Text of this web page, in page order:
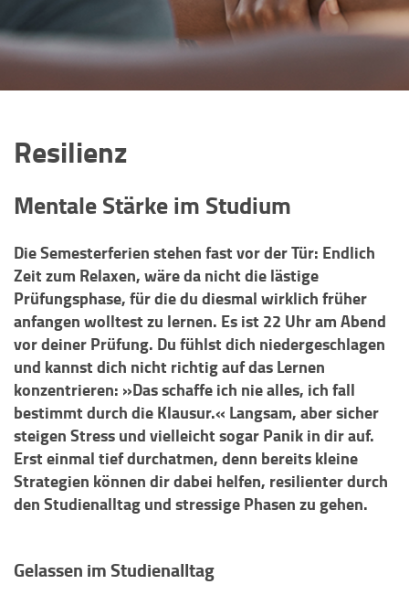
Resilienz
Mentale Stärke im Studium
Die Semesterferien stehen fast vor der Tür: Endlich
Zeit zum Relaxen, wäre da nicht die lästige
Prüfungsphase, für die du diesmal wirklich früher
anfangen wolltest zu lernen. Es ist 22 Uhr am Abend
vor deiner Prüfung. Du fühlst dich niedergeschlagen
und kannst dich nicht richtig auf das Lernen
konzentrieren: »Das schaffe ich nie alles, ich fall
bestimmt durch die Klausur.« Langsam, aber sicher
steigen Stress und vielleicht sogar Panik in dir auf.
Erst einmal tief durchatmen, denn bereits kleine
Strategien können dir dabei helfen, resilienter durch
den Studienalltag und stressige Phasen zu gehen.
Gelassen im Studienalltag